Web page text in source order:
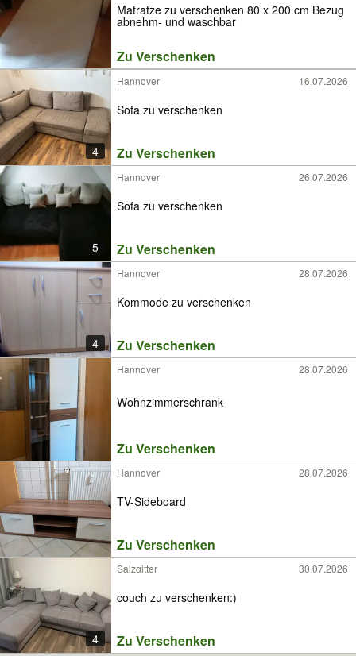
Matratze zu verschenken 80 x 200 cm Bezug
abnehm- und waschbar
Zu Verschenken
4
Hannover 16.07.2026
Sofa zu verschenken
Zu Verschenken
5
Hannover 26.07.2026
Sofa zu verschenken
Zu Verschenken
4
Hannover 28.07.2026
Kommode zu verschenken
Zu Verschenken
Hannover 28.07.2026
Wohnzimmerschrank
Zu Verschenken
Hannover 28.07.2026
TV-Sideboard
Zu Verschenken
4
Salzgitter 30.07.2026
couch zu verschenken:)
Zu Verschenken